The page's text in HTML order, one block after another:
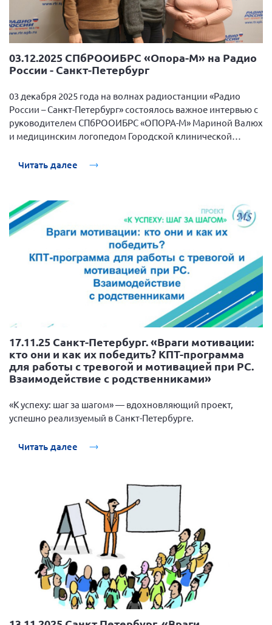
Ростовская область
г. Санкт-Петербург
г. Севастополь
Самарская область СОРС
Самарская область ПРИЗМА
Самарская область СГОРС
Свердловская область
Ставропольский край
Томская область
Тульская область
Ульяновская область
Челябинская область
Ярославская область
03.12.2025 СПбРООИБРС «Опора-М» на Радио
России - Санкт-Петербург
03 декабря 2025 года на волнах радиостанции «Радио
России – Санкт-Петербург» состоялось важное интервью с
руководителем СПбРООИБРС «ОПОРА-М» Мариной Валюх
и медицинским логопедом Городской клинической
приурочена к Международному дню инвалида.
Читать далее
17.11.25 Санкт-Петербург. «Враги мотивации:
кто они и как их победить? КПТ-программа
для работы с тревогой и мотивацией при РС.
Взаимодействие с родственниками»
«К успеху: шаг за шагом» — вдохновляющий проект,
успешно реализуемый в Санкт-Петербурге.
Читать далее